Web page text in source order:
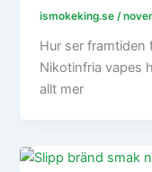
ismokeking.se/
Hur ser framtiden
Nikotinfria vapes
allt mer